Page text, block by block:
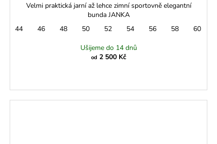
Velmi praktická jarní až lehce zimní sportovně elegantní
bunda JANKA
44
46 48 50 52 54 56 58 60
Ušijeme do 14 dnů
od 2 500 Kč